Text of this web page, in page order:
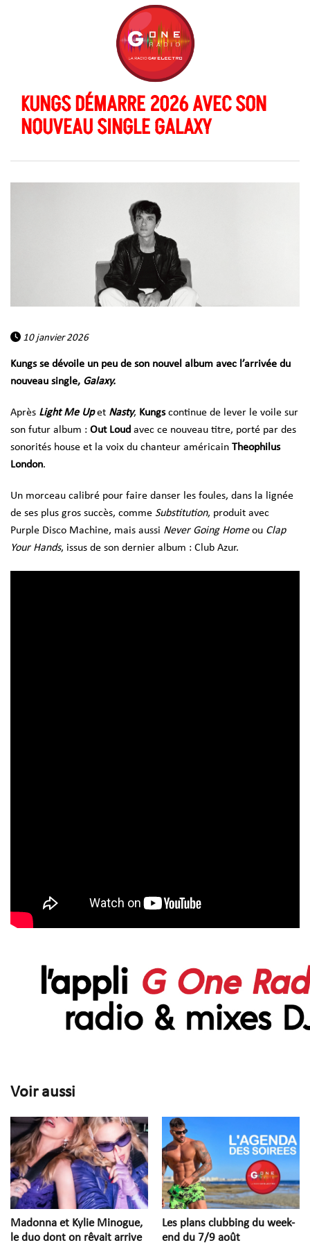
KUNGS DÉMARRE 2026 AVEC SON
NOUVEAU SINGLE GALAXY
10 janvier 2026
Kungs se dévoile un peu de son nouvel album avec l’arrivée du
nouveau single, Galaxy.
Après Light Me Up et Nasty, Kungs continue de lever le voile sur
son futur album : Out Loud avec ce nouveau titre, porté par des
sonorités house et la voix du chanteur américain Theophilus
London.
Un morceau calibré pour faire danser les foules, dans la lignée
de ses plus gros succès, comme Substitution, produit avec
Purple Disco Machine, mais aussi Never Going Home ou Clap
Your Hands, issus de son dernier album : Club Azur.
Voir aussi
Madonna et Kylie Minogue,
le duo dont on rêvait arrive
Les plans clubbing du week-
end du 7/9 août